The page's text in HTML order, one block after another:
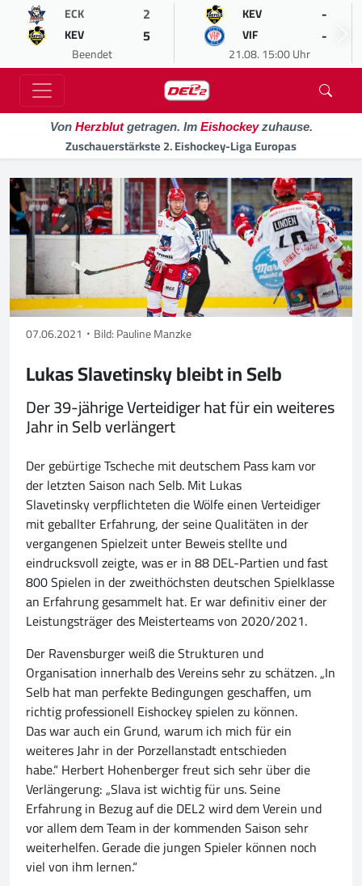
ECK 2
KEV 5
Beendet
KEV -
VIF -
21.08. 15:00 Uhr
Von Herzblutgetragen. Im Eishockeyzuhause.
Zuschauerstärkste 2. Eishockey-Liga Europas
07.06.2021 Bild: Pauline Manzke
Lukas Slavetinsky bleibt in Selb
Der 39-jährige Verteidiger hat für ein weiteres
Jahr in Selb verlängert
Der gebürtige Tscheche mit deutschem Pass kam vor
der letzten Saison nach Selb. Mit Lukas
Slavetinsky verpflichteten die Wölfe einen Verteidiger
mit geballter Erfahrung, der seine Qualitäten in der
vergangenen Spielzeit unter Beweis stellte und
eindrucksvoll zeigte, was er in 88 DEL-Partien und fast
800 Spielen in der zweithöchsten deutschen Spielklasse
an Erfahrung gesammelt hat. Er war definitiv einer der
Leistungsträger des Meisterteams von 2020/2021.
Der Ravensburger weiß die Strukturen und
Organisation innerhalb des Vereins sehr zu schätzen. „In
Selb hat man perfekte Bedingungen geschaffen, um
richtig professionell Eishockey spielen zu können.
Das war auch ein Grund, warum ich mich für ein
weiteres Jahr in der Porzellanstadt entschieden
habe.“ Herbert Hohenberger freut sich sehr über die
Verlängerung: „Slava ist wichtig für uns. Seine
Erfahrung in Bezug auf die DEL2 wird dem Verein und
vor allem dem Team in der kommenden Saison sehr
weiterhelfen. Gerade die jungen Spieler können noch
viel von ihm lernen.“